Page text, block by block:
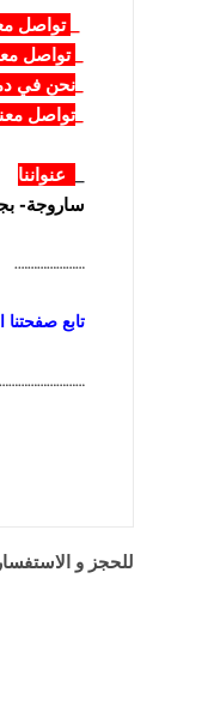
تواصل
تواصل
نحن في
تواصل
عنواننا
ساروجة-
………………….
تابع
للحجز و